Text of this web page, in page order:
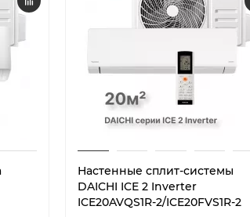
Настенные сплит-системы
DAICHI ICE 2 Inverter
ICE20AVQS1R-2/ICE20FVS1R-2